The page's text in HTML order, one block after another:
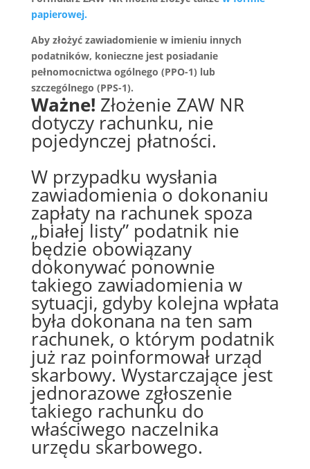
papierowej.
Aby złożyć zawiadomienie w imieniu innych
podatników, konieczne jest posiadanie
pełnomocnictwa ogólnego (PPO-1) lub
szczególnego (PPS-1).
Ważne! Złożenie ZAW NR
dotyczy rachunku, nie
pojedynczej płatności.
W przypadku wysłania
zawiadomienia o dokonaniu
zapłaty na rachunek spoza
„białej listy” podatnik nie
będzie obowiązany
dokonywać ponownie
takiego zawiadomienia w
sytuacji, gdyby kolejna wpłata
była dokonana na ten sam
rachunek, o którym podatnik
już raz poinformował urząd
skarbowy. Wystarczające jest
jednorazowe zgłoszenie
takiego rachunku do
właściwego naczelnika
urzędu skarbowego.